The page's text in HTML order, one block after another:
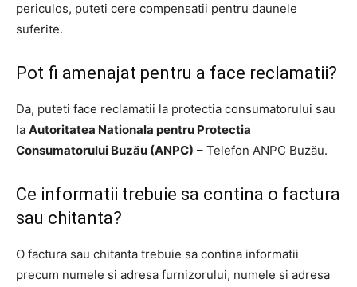
periculos, puteti cere compensatii pentru daunele
suferite.
Pot fi amenajat pentru a face reclamatii?
Da, puteti face reclamatii la protectia consumatorului sau
la Autoritatea Nationala pentru Protectia
Consumatorului Buzău (ANPC) – Telefon ANPC Buzău.
Ce informatii trebuie sa contina o factura
sau chitanta?
O factura sau chitanta trebuie sa contina informatii
precum numele si adresa furnizorului, numele si adresa